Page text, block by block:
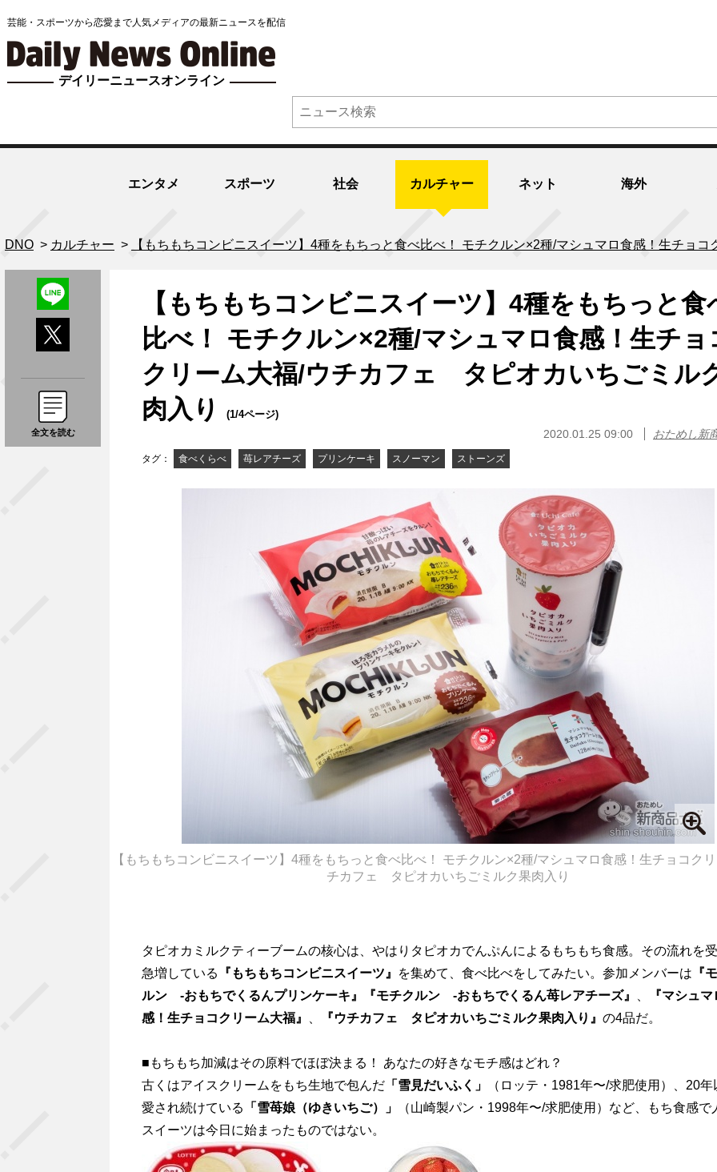
芸能・スポーツから恋愛まで人気メディアの最新ニュースを配信
デイリーニュースオンライン
エンタメ スポーツ 社会 カルチャー ネット 海外
DNO > カルチャー > 【もちもちコンビニスイーツ】4種をもちっと食べ比べ！ モチクルン×2種/マシュマロ食感！生チョ
【もちもちコンビニスイーツ】4種をもちっと食
比べ！ モチクルン×2種/マシュマロ食感！生チョ
クリーム大福/ウチカフェ タピオカいちごミル
肉入り
(1/4ページ)
2020.01.25 09:00 おためし新
タグ： 食べくらべ 苺レアチーズ プリンケーキ スノーマン ストーンズ
【もちもちコンビニスイーツ】4種をもちっと食べ比べ！ モチクルン×2種/マシュマロ食感！生チョコク
チカフェ タピオカいちごミルク果肉入り
タピオカミルクティーブームの核心は、やはりタピオカでんぷんによるもちもち食感。その流れを
急増している
『もちもちコンビニスイーツ』 を集めて、食べ比べをしてみたい。参加メンバーは 『
ルン -おもちでくるんプリンケーキ』『モチクルン -おもちでくるん苺レアチーズ』
『マシュ
感！生チョコクリーム大福』
『ウチカフェ タピオカいちごミルク果肉入り』 の4品だ。
■もちもち加減はその原料でほぼ決まる！ あなたの好きなモチ感はどれ？
古くはアイスクリームをもち生地で包んだ 「雪見だいふく」
（ロッテ・1981年〜/求肥使用）、20年
愛され続けている
「雪苺娘（ゆきいちご）」
（山崎製パン・1998年〜/求肥使用）など、もち食感で
スイーツは今日に始まったものではない。
全文を読む